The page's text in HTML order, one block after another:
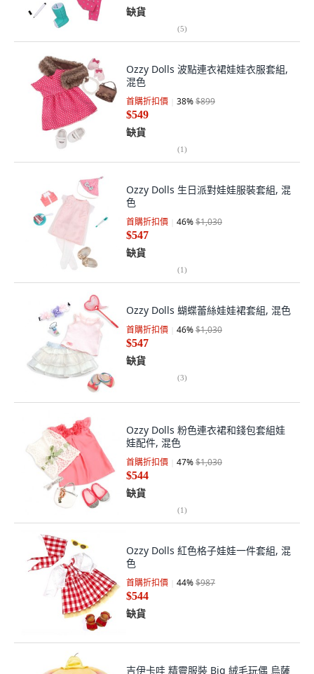
缺貨
(5)
Ozzy Dolls 波點連衣裙娃娃衣服套組,
混色
首購折扣價 38%$899
$549
缺貨
(1)
Ozzy Dolls 生日派對娃娃服裝套組, 混
色
首購折扣價 46%$1,030
$547
缺貨
(1)
Ozzy Dolls 蝴蝶蕾絲娃娃裙套組, 混色
首購折扣價 46%$1,030
$547
缺貨
(3)
Ozzy Dolls 粉色連衣裙和錢包套組娃
娃配件, 混色
首購折扣價 47%$1,030
$544
缺貨
(1)
Ozzy Dolls 紅色格子娃娃一件套組, 混
色
首購折扣價 44%$987
$544
缺貨
吉伊卡哇 精靈服裝 Big 絨毛玩偶 烏薩